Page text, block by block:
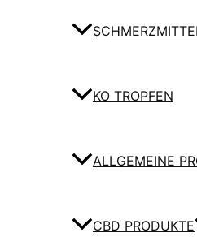
KO TROPFEN
ALLGEMEINE
CBD PRODUKTE